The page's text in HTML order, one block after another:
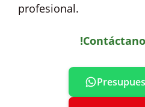
profesional.